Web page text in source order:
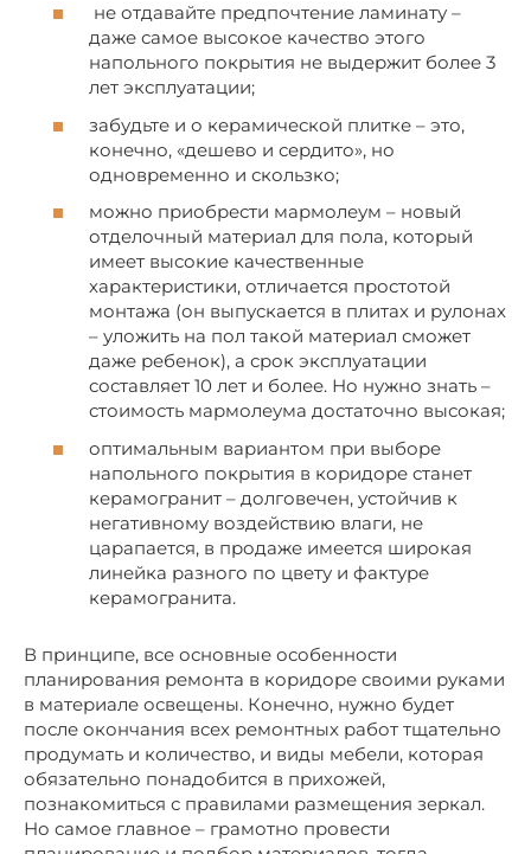
не отдавайте предпочтение ламинату –
даже самое высокое качество этого
напольного покрытия не выдержит более 3
лет эксплуатации;
забудьте и о керамической плитке – это,
конечно, «дешево и сердито», но
одновременно и скользко;
можно приобрести мармолеум – новый
отделочный материал для пола, который
имеет высокие качественные
характеристики, отличается простотой
монтажа (он выпускается в плитах и рулонах
– уложить на пол такой материал сможет
даже ребенок), а срок эксплуатации
составляет 10 лет и более. Но нужно знать –
стоимость мармолеума достаточно высокая;
оптимальным вариантом при выборе
напольного покрытия в коридоре станет
керамогранит – долговечен, устойчив к
негативному воздействию влаги, не
царапается, в продаже имеется широкая
линейка разного по цвету и фактуре
керамогранита.
В принципе, все основные особенности
планирования ремонта в коридоре своими руками
в материале освещены. Конечно, нужно будет
после окончания всех ремонтных работ тщательно
продумать и количество, и виды мебели, которая
обязательно понадобится в прихожей,
познакомиться с правилами размещения зеркал.
Но самое главное – грамотно провести